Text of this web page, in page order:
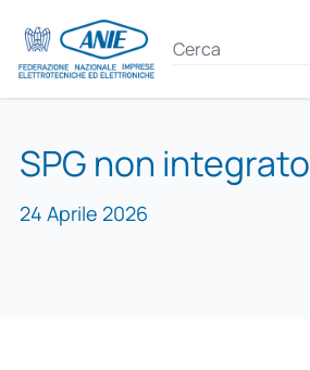
SPG non integrato
24 Aprile 2026